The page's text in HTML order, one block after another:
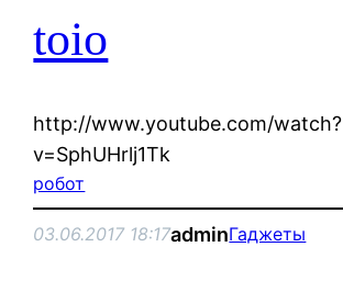
toio
http://www.youtube.com/watch?
v=SphUHrlj1Tk
робот
03.06.2017 18:17adminГаджеты